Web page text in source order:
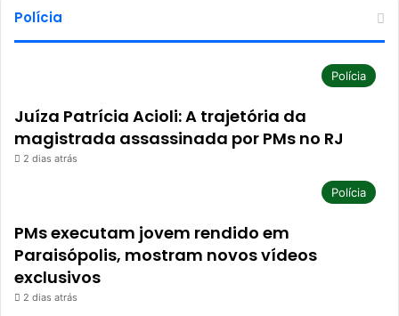
Polícia
Polícia
Juíza Patrícia Acioli: A trajetória da
magistrada assassinada por PMs no RJ
2 dias atrás
Polícia
PMs executam jovem rendido em
Paraisópolis, mostram novos vídeos
exclusivos
2 dias atrás